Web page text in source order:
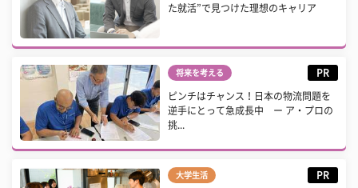
た就活”で見つけた理想のキャリア
将来を考える PR
ピンチはチャンス！日本の物流問題を
逆手にとって急成長中 ー ア・プロの
挑...
大学生活 PR